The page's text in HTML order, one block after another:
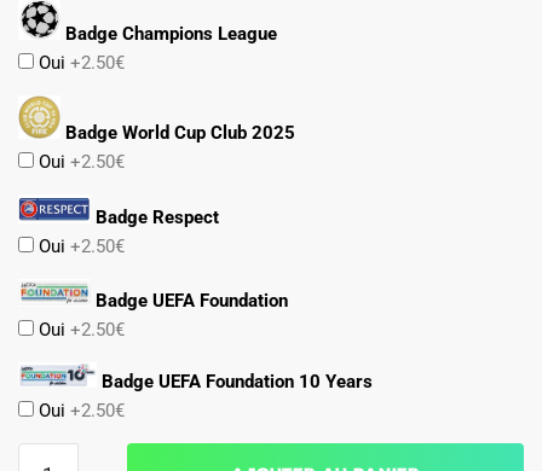
Badge Champions League
Oui +2.50€
Badge World Cup Club 2025
Oui +2.50€
Badge Respect
Oui +2.50€
Badge UEFA Foundation
Oui +2.50€
Badge UEFA Foundation 10 Years
Oui +2.50€